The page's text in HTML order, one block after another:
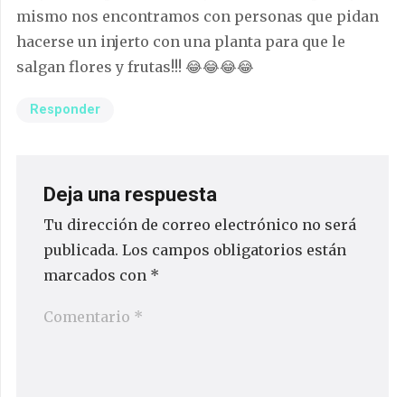
mismo nos encontramos con personas que pidan
hacerse un injerto con una planta para que le
salgan flores y frutas!!! 😂😂😂😂
Responder
Deja una respuesta
Tu dirección de correo electrónico no será
publicada. Los campos obligatorios están
marcados con *